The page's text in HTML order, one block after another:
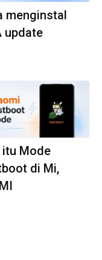
menginstal
update
itu Mode
di Mi,